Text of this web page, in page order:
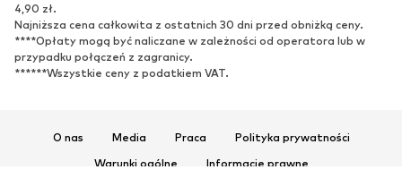
4,90 zł.
Najniższa cena całkowita z ostatnich 30 dni przed obniżką ceny.
****Opłaty mogą być naliczane w zależności od operatora lub w
przypadku połączeń z zagranicy.
******Wszystkie ceny z podatkiem VAT.
O nas Media Praca
Polityka prywatności
Warunki ogólne
Informacje prawne